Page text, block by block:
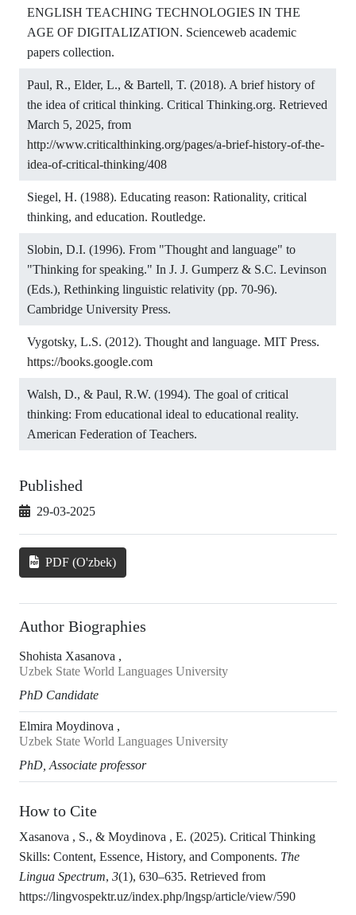
ENGLISH TEACHING TECHNOLOGIES IN THE
AGE OF DIGITALIZATION. Scienceweb academic
papers collection.
Paul, R., Elder, L., & Bartell, T. (2018). A brief history of
the idea of critical thinking. Critical Thinking.org. Retrieved
March 5, 2025, from
http://www.criticalthinking.org/pages/a-brief-history-of-the-
idea-of-critical-thinking/408
Siegel, H. (1988). Educating reason: Rationality, critical
thinking, and education. Routledge.
Slobin, D.I. (1996). From "Thought and language" to
"Thinking for speaking." In J. J. Gumperz & S.C. Levinson
(Eds.), Rethinking linguistic relativity (pp. 70-96).
Cambridge University Press.
Vygotsky, L.S. (2012). Thought and language. MIT Press.
https://books.google.com
Walsh, D., & Paul, R.W. (1994). The goal of critical
thinking: From educational ideal to educational reality.
American Federation of Teachers.
Published
29-03-2025
PDF (O'zbek)
Author Biographies
Shohista Xasanova ,
Uzbek State World Languages University
PhD Candidate
Elmira Moydinova ,
Uzbek State World Languages University
PhD, Associate professor
How to Cite
Xasanova , S., & Moydinova , E. (2025). Critical Thinking
Skills: Content, Essence, History, and Components. The
Lingua Spectrum, 3(1), 630–635. Retrieved from
https://lingvospektr.uz/index.php/lngsp/article/view/590